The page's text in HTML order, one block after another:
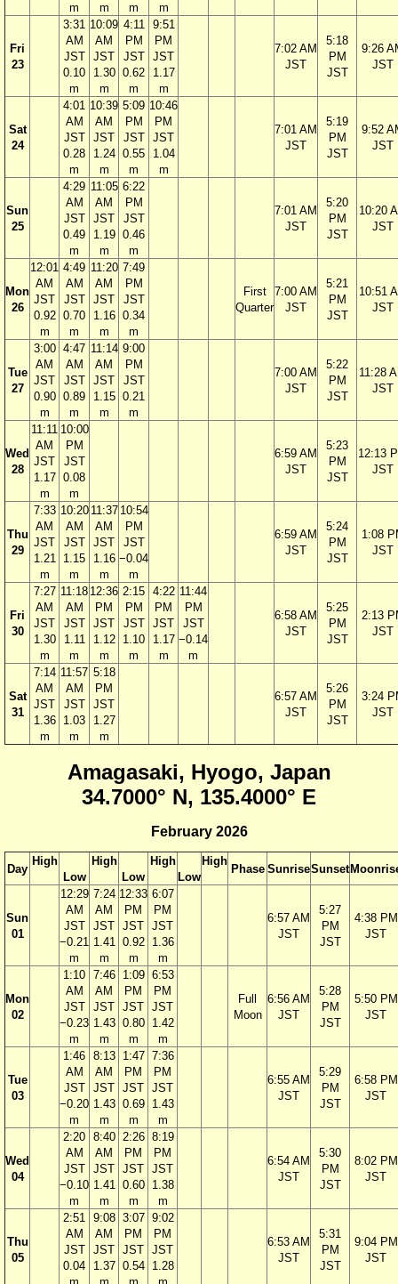
m
m
m
m
Fri
23
3:31
AM
JST
0.10
m
10:09
AM
JST
1.30
m
4:11
PM
JST
0.62
m
9:51
PM
JST
1.17
m
7:02 AM
JST
5:18
PM
JST
9:26
JST
Sat
24
4:01
AM
JST
0.28
m
10:39
AM
JST
1.24
m
5:09
PM
JST
0.55
m
10:46
PM
JST
1.04
m
7:01 AM
JST
5:19
PM
JST
9:52
JST
Sun
25
4:29
AM
JST
0.49
m
11:05
AM
JST
1.19
m
6:22
PM
JST
0.46
m
7:01 AM
JST
5:20
PM
JST
10:20
JST
Mon
26
12:01
AM
JST
0.92
m
4:49
AM
JST
0.70
m
11:20
AM
JST
1.16
m
7:49
PM
JST
0.34
m
First
Quarter
7:00 AM
JST
5:21
PM
JST
10:51
JST
Tue
27
3:00
AM
JST
0.90
m
4:47
AM
JST
0.89
m
11:14
AM
JST
1.15
m
9:00
PM
JST
0.21
m
7:00 AM
JST
5:22
PM
JST
11:28
JST
Wed
28
11:11
AM
JST
1.17
m
10:00
PM
JST
0.08
m
6:59 AM
JST
5:23
PM
JST
12:13
JST
Thu
29
7:33
AM
JST
1.21
m
10:20
AM
JST
1.15
m
11:37
AM
JST
1.16
m
10:54
PM
JST
−0.04
m
6:59 AM
JST
5:24
PM
JST
1:08
JST
Fri
30
7:27
AM
JST
1.30
m
11:18
AM
JST
1.11
m
12:36
PM
JST
1.12
m
2:15
PM
JST
1.10
m
4:22
PM
JST
1.17
m
11:44
PM
JST
−0.14
m
6:58 AM
JST
5:25
PM
JST
2:13
JST
Sat
31
7:14
AM
JST
1.36
m
11:57
AM
JST
1.03
m
5:18
PM
JST
1.27
m
6:57 AM
JST
5:26
PM
JST
3:24
JST
Amagasaki, Hyogo, Japan
34.7000° N, 135.4000° E
February 2026
Day
High
Low
High
Low
High
Low
High
Phase SunriseSunset
Sun
01
12:29
AM
JST
−0.21
m
7:24
AM
JST
1.41
m
12:33
PM
JST
0.92
m
6:07
PM
JST
1.36
m
6:57 AM
JST
5:27
PM
JST
4:38 PM
JST
Mon
02
1:10
AM
JST
−0.23
m
7:46
AM
JST
1.43
m
1:09
PM
JST
0.80
m
6:53
PM
JST
1.42
m
Full
Moon
6:56 AM
JST
5:28
PM
JST
5:50 PM
JST
Tue
03
1:46
AM
JST
−0.20
m
8:13
AM
JST
1.43
m
1:47
PM
JST
0.69
m
7:36
PM
JST
1.43
m
6:55 AM
JST
5:29
PM
JST
6:58 PM
JST
Wed
04
2:20
AM
JST
−0.10
m
8:40
AM
JST
1.41
m
2:26
PM
JST
0.60
m
8:19
PM
JST
1.38
m
6:54 AM
JST
5:30
PM
JST
8:02 PM
JST
Thu
05
2:51
AM
JST
0.04
9:08
AM
JST
1.37
3:07
PM
JST
0.54
9:02
PM
JST
1.28
6:53 AM
JST
5:31
PM
JST
9:04 PM
JST